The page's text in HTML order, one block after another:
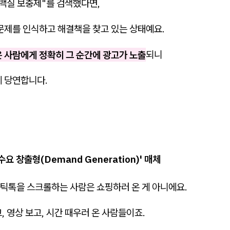
질 보충제"를 검색했다면,
제를 인식하고 해결책을 찾고 있는 상태예요.
사람에게 정확히 그 순간에 광고가 노출되니
당연합니다.
요 창출형(Demand Generation)' 매체
톡을 스크롤하는 사람은 쇼핑하러 온 게 아니에요.
영상 보고, 시간 때우러 온 사람들이죠.